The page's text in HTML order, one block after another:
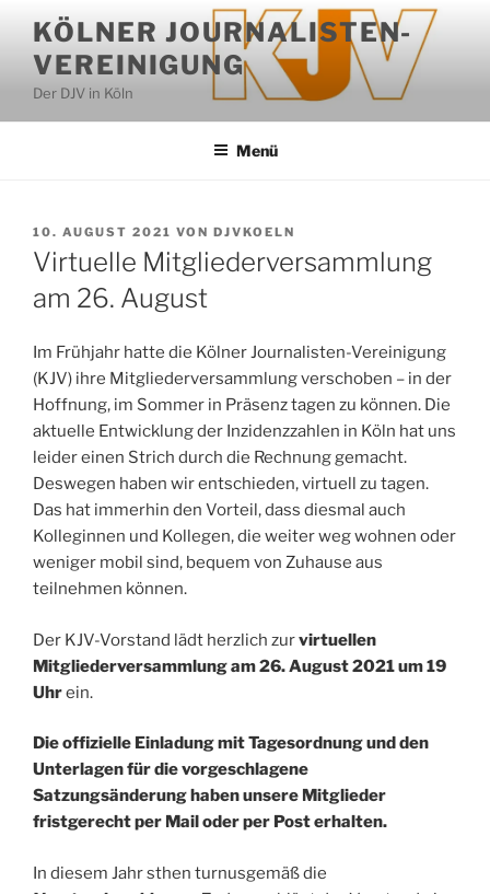
Inhalt
springen
KÖLNER JOURNALISTEN-
VEREINIGUNG
Der DJV in Köln
Menü
VERÖFFENTLICHT
AM
10. AUGUST 2021 VON DJVKOELN
Virtuelle Mitgliederversammlung
am 26. August
Im Frühjahr hatte die Kölner Journalisten-Vereinigung
(KJV) ihre Mitgliederversammlung verschoben – in der
Hoffnung, im Sommer in Präsenz tagen zu können. Die
aktuelle Entwicklung der Inzidenzzahlen in Köln hat uns
leider einen Strich durch die Rechnung gemacht.
Deswegen haben wir entschieden, virtuell zu tagen.
Das hat immerhin den Vorteil, dass diesmal auch
Kolleginnen und Kollegen, die weiter weg wohnen oder
weniger mobil sind, bequem von Zuhause aus
teilnehmen können.
Der KJV-Vorstand lädt herzlich zurvirtuellen
Mitgliederversammlung am 26. August 2021 um 19
Uhrein.
Die offizielle Einladung mit Tagesordnung und den
Unterlagen für die vorgeschlagene
Satzungsänderung haben unsere Mitglieder
fristgerecht per Mail oder per Post erhalten.
In diesem Jahr sthen turnusgemäß die